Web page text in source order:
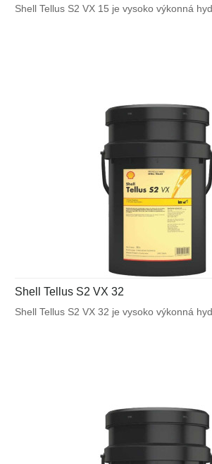
Shell Tellus S2 VX 15 je vysoko výkonná
Shell Tellus S2 VX 32
Shell Tellus S2 VX 32 je vysoko výkonná